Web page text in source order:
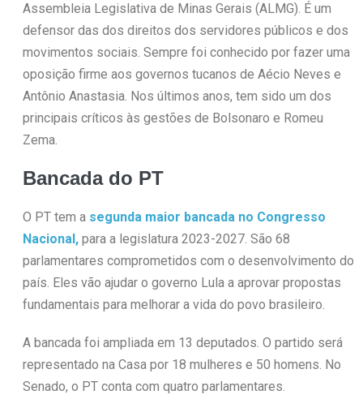
Assembleia Legislativa de Minas Gerais (ALMG). É um
defensor das dos direitos dos servidores públicos e dos
movimentos sociais. Sempre foi conhecido por fazer uma
oposição firme aos governos tucanos de Aécio Neves e
Antônio Anastasia. Nos últimos anos, tem sido um dos
principais críticos às gestões de Bolsonaro e Romeu
Zema.
Bancada do PT
O PT tem a segunda maior bancada no Congresso
Nacional,para a legislatura 2023-2027. São 68
parlamentares comprometidos com o desenvolvimento do
país. Eles vão ajudar o governo Lula a aprovar propostas
fundamentais para melhorar a vida do povo brasileiro.
A bancada foi ampliada em 13 deputados. O partido será
representado na Casa por 18 mulheres e 50 homens. No
Senado, o PT conta com quatro parlamentares.